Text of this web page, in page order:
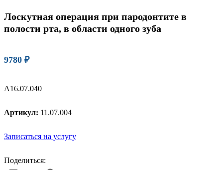
Лоскутная операция при пародонтите в
полости рта, в области одного зуба
9780 ₽
А16.07.040
Артикул: 11.07.004
Записаться на услугу
Поделиться: